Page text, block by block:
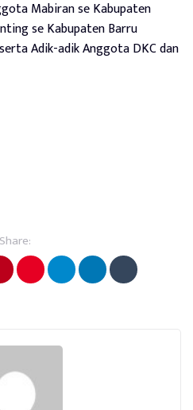
Mabiran se Kabupaten
se Kabupaten Barru
Adik-adik Anggota DKC dan
Share: